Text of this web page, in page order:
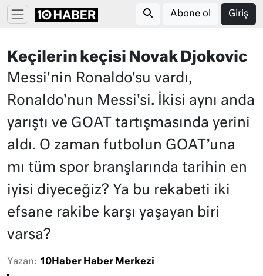
Abone ol Giriş
Keçilerin keçisi Novak Djokovic
Messi'nin Ronaldo'su vardı,
Ronaldo'nun Messi'si. İkisi aynı anda
yarıştı ve GOAT tartışmasında yerini
aldı. O zaman futbolun GOAT’una
mı tüm spor branşlarında tarihin en
iyisi diyeceğiz? Ya bu rekabeti iki
efsane rakibe karşı yaşayan biri
varsa?
Yazan: 10Haber Haber Merkezi